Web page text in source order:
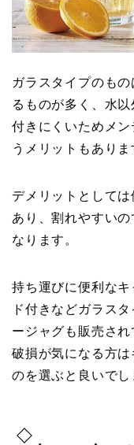
ガラスタイプのも
るものが多く、水
付きにくいためメ
うメリットもありま
デメリットとして
あり、割れやすい
なります。
持ち運びに便利な
ド付きなどガラス
ージャグも販売さ
破損が気になる方
のを選ぶと良いでし